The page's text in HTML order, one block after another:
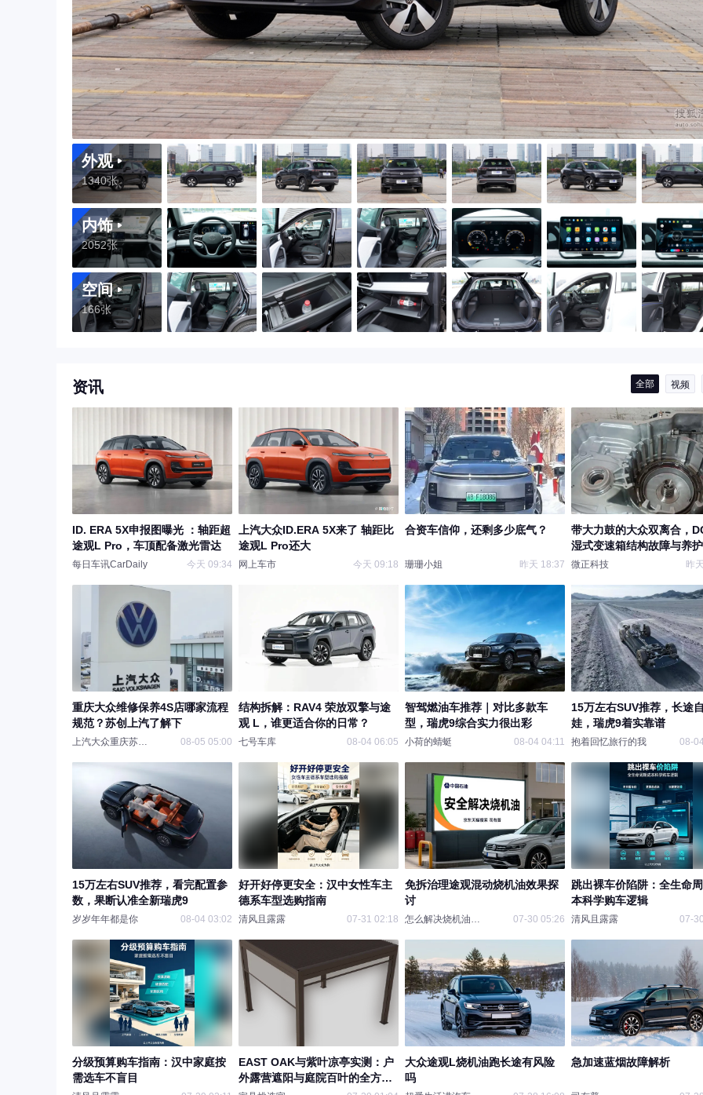
外观
1340张
内饰
2052张
空间
166张
资讯 全部 视频
ID. ERA 5X申报图曝光 ：轴距超
途观L Pro，车顶配备激光雷达
每日车讯CarDaily 今天 09:34
上汽大众ID.ERA 5X来了 轴距比
途观L Pro还大
网上车市 今天 09:18
合资车信仰，还剩多少底气？
珊珊小姐 昨天 18:37
带大力鼓的大众双离合，
湿式变速箱结构故障与养
析
微正科技 昨
重庆大众维修保养4S店哪家流程
规范？苏创上汽了解下
上汽大众重庆苏创申众 08-05 05:00
结构拆解：RAV4 荣放双擎与途
观 L，谁更适合你的日常？
七号车库 08-04 06:05
智驾燃油车推荐｜对比多款车
型，瑞虎9综合实力很出彩
小荷的蜻蜓 08-04 04:11
15万左右SUV推荐，长途
娃，瑞虎9着实靠谱
抱着回忆旅行的我 08-
15万左右SUV推荐，看完配置参
数，果断认准全新瑞虎9
岁岁年年都是你 08-04 03:02
好开好停更安全：汉中女性车主
德系车型选购指南
清风且露露 07-31 02:18
免拆治理途观混动烧机油效果探
讨
怎么解决烧机油问题 07-30 05:26
跳出裸车价陷阱：全生命
本科学购车逻辑
清风且露露 07-
分级预算购车指南：汉中家庭按
需选车不盲目
EAST OAK与紫叶凉亭实测：户
外露营遮阳与庭院百叶的全方位
大众途观L烧机油跑长途有风险
吗
急加速蓝烟故障解析